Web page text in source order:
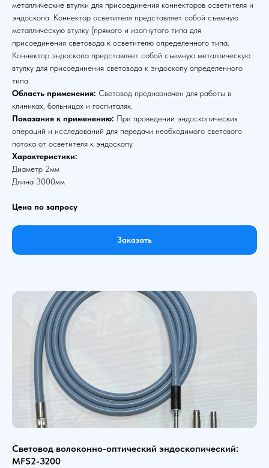
металлические втулки для присоединения коннекторов осветителя и
эндоскопа. Коннектор осветителя представляет собой съемную
металлическую втулку (прямого и изогнутого типа для
присоединения световода к осветителю определенного типа.
Коннектор эндоскопа представляет собой съемную металлическую
втулку для присоединения световода к эндоскопу определенного
типа.
Область применения: Световод предназначен для работы в
клиниках, больницах и госпиталях.
Показания к применению: При проведении эндоскопических
операций и исследований для передачи необходимого светового
потока от осветителя к эндоскопу.
Характеристики:
Диаметр 2мм
Длина 3000мм
Цена по запросу
Заказать
Световод волоконно-оптический эндоскопический:
MFS2-3200